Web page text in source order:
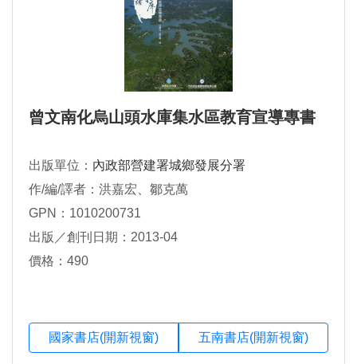
曾文南化烏山頭水庫集水區教育宣導專書
出版單位： 內政部營建署城鄉發展分署
作/編/譯者：洪嘉宏、鄒克萬
GPN：1010200731
出版／創刊日期：2013-04
價格：490
國家書店(開新視窗) 五南書店(開新視窗)